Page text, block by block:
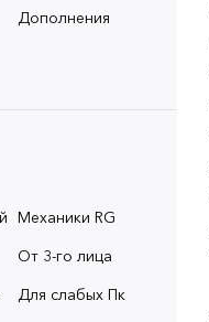
Дополнения
Механики RG
От 3-го лица
Для слабых Пк